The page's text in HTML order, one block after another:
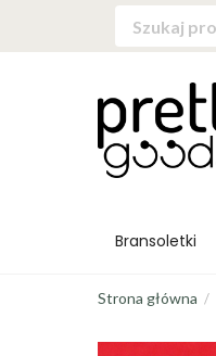
Bransoletki
Strona główna /